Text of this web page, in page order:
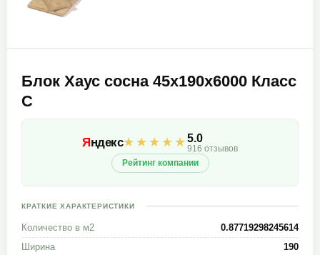
Блок Хаус сосна 45х190х6000 Класс
С
Яндекс★★★★★5.0
916 отзывов
Рейтинг компании
КРАТКИЕ ХАРАКТЕРИСТИКИ
Количество в м2
0.87719298245614
Ширина
190